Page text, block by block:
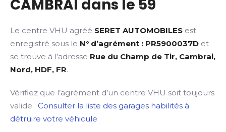
CAMBRAI dans le 59
Le centre VHU agréé SERET AUTOMOBILES est
enregistré sous le N° d’agrément : PR5900037D et
se trouve à l’adresse Rue du Champ de Tir, Cambrai,
Nord, HDF, FR.
Vérifiez que l’agrément d’un centre VHU soit toujours
valide : Consulter la liste des garages habilités à
détruire votre véhicule